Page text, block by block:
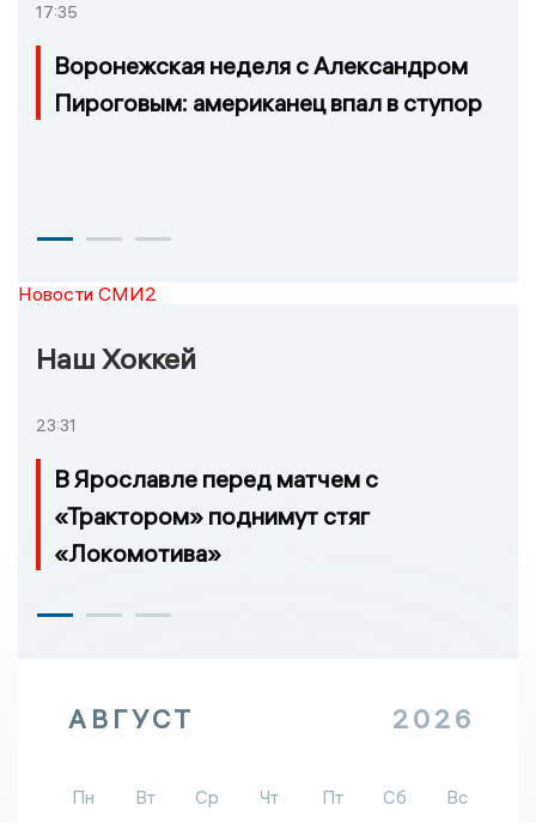
17:35
Воронежская неделя с Александром
Пироговым: американец впал в ступор
Новости СМИ2
Наш Хоккей
23:31
В Ярославле перед матчем с
«Трактором» поднимут стяг
«Локомотива»
АВГУСТ 2026
Пн Вт Ср Чт Пт Сб
Вс